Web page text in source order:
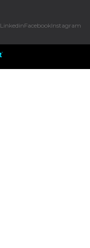
LinkedinFacebookInstagram